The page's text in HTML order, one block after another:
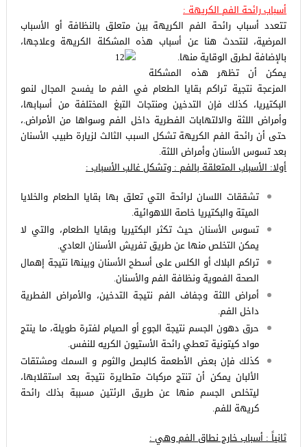
أسباب رائحة الفم الكريهة :
تتعدد أسباب رائحة الفم الكريهة بين متعلق بالنظافة أو الأسباب
المرضية، لنتحدث هنا عن أسباب هذه المشكلة الكريهة وعلاجها،
بالإضافة لطرق الوقاية منها.
يمكن أن تظهر هذه المشكلة
المزعجة نتجية تراكم بقايا الطعام في الفم ما يفسح المجال لنمو
البكتيريا، كذلك فإن التدخين ومنتجات التبغ المختلفة من أسبابها،
وأمراض اللثة والالتهابات الفطرية داخل الفم وسواها من الأمراض.،
حتى أن رائحة الفم الكريهة تشكل السبب الثالث لزيارة طبيب الأسنان
بعد تسوس الأسنان وأمراض اللثة.
أولا: الأسباب المتعلقة بالفم : وتشكل غالب الأسباب :
تشققات اللسان لرائحة التي تعلق بها بقايا الطعام والخلايا
الميتة والبكتيريا خاصة اللاهوائية.
تسوس الأسنان حيث تكثر البكتيريا وبقايا الطعام، والتي لا
يمكن التخلص منها عن طريق تفريش الأسنان العادي.
تراكم البلاك أو الكلس على أسطح الأسنان وبينها نتيجة إهمال
الصحة الفموية ونظافة الفم والأسنان.
أمراض اللثة وجفاف الفم نتيجة التدخين، والأمراض الفطرية
داخل الفم.
حرق دهون الجسم نتيجة الجوع أو الصيام لفترة طويلة، ما ينتج
مواد كيتونية تعطي رائحة الأستيون الكريه للنفس.
كذلك فإن بعض الأطعمة كالبصل والثوم و السمك ومشتقات
الألبان يمكن أن تنتج مركبات متطايرة نتيجة بعد استقلابها،
ليتخلص الجسم منها عن طريق الرئتين مسببة بذلك رائحة
كريهة للفم.
ثانياً : أسباب خارج نطاق الفم وهي :